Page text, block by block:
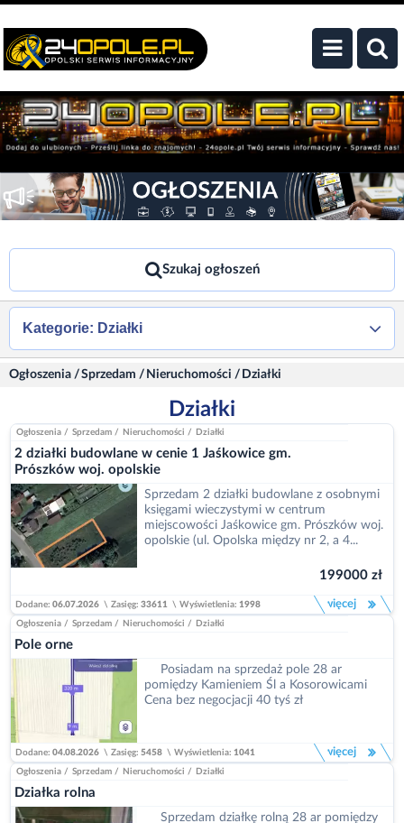
Szukaj ogłoszeń
Kategorie: Działki
Ogłoszenia /Sprzedam / Nieruchomości / Działki
Działki
Ogłoszenia / Sprzedam / Nieruchomości / Działki
2 działki budowlane w cenie 1 Jaśkowice gm.
Prószków woj. opolskie
Sprzedam 2 działki budowlane z osobnymi
księgami wieczystymi w centrum
miejscowości Jaśkowice gm. Prószków woj.
opolskie (ul. Opolska między nr 2, a 4...
199000 zł
Dodane:06.07.2026 \ Zasięg:33611 \ Wyświetlenia:1998 więcej
Ogłoszenia / Sprzedam / Nieruchomości / Działki
Pole orne
Posiadam na sprzedaż pole 28 ar
pomiędzy Kamieniem Śl a Kosorowicami
Cena bez negocjacji 40 tyś zł
Dodane:04.08.2026 \ Zasięg:5458 \ Wyświetlenia:1041 więcej
Ogłoszenia / Sprzedam / Nieruchomości / Działki
Działka rolna
Sprzedam działkę rolną 28 ar pomiędzy